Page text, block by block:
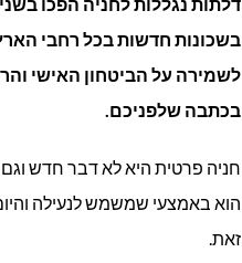
בשכונות חדשות בכל רחבי
לשמירה על הביטחון האישי
בכתבה שלפניכם.
חניה פרטית היא לא דבר חדש
הוא באמצעי שמשמש לנעילה
זאת.